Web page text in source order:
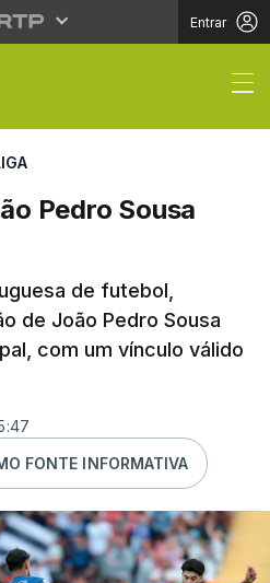
Entrar
João
Pedro Sousa
de futebol,
de João Pedro Sousa
com um vínculo válido
FONTE INFORMATIVA